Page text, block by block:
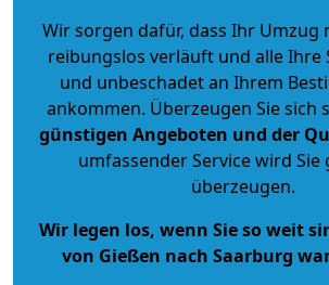
Wir sorgen dafür, dass Ihr Umzug
reibungslos verläuft und alle Ihre
und unbeschadet an Ihrem
ankommen. Überzeugen Sie sich
günstigen Angeboten und der
umfassender Service wird
überzeugen.
Wir legen los, wenn Sie so weit
von Gießen nach Saarburg